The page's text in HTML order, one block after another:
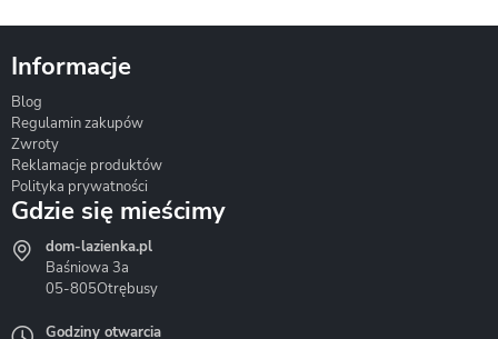
Hydrostop
Informacje
Blog
Regulamin zakupów
Zwroty
Reklamacje produktów
Polityka prywatności
Gdzie się mieścimy
dom-lazienka.pl
Baśniowa 3a
05-805Otrębusy
Godziny otwarcia